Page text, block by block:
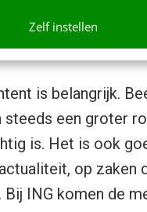
Zelf instellen
en op
is belangrijk.
steeds een groter
is. Het is ook
op zaken
Bij ING komen de